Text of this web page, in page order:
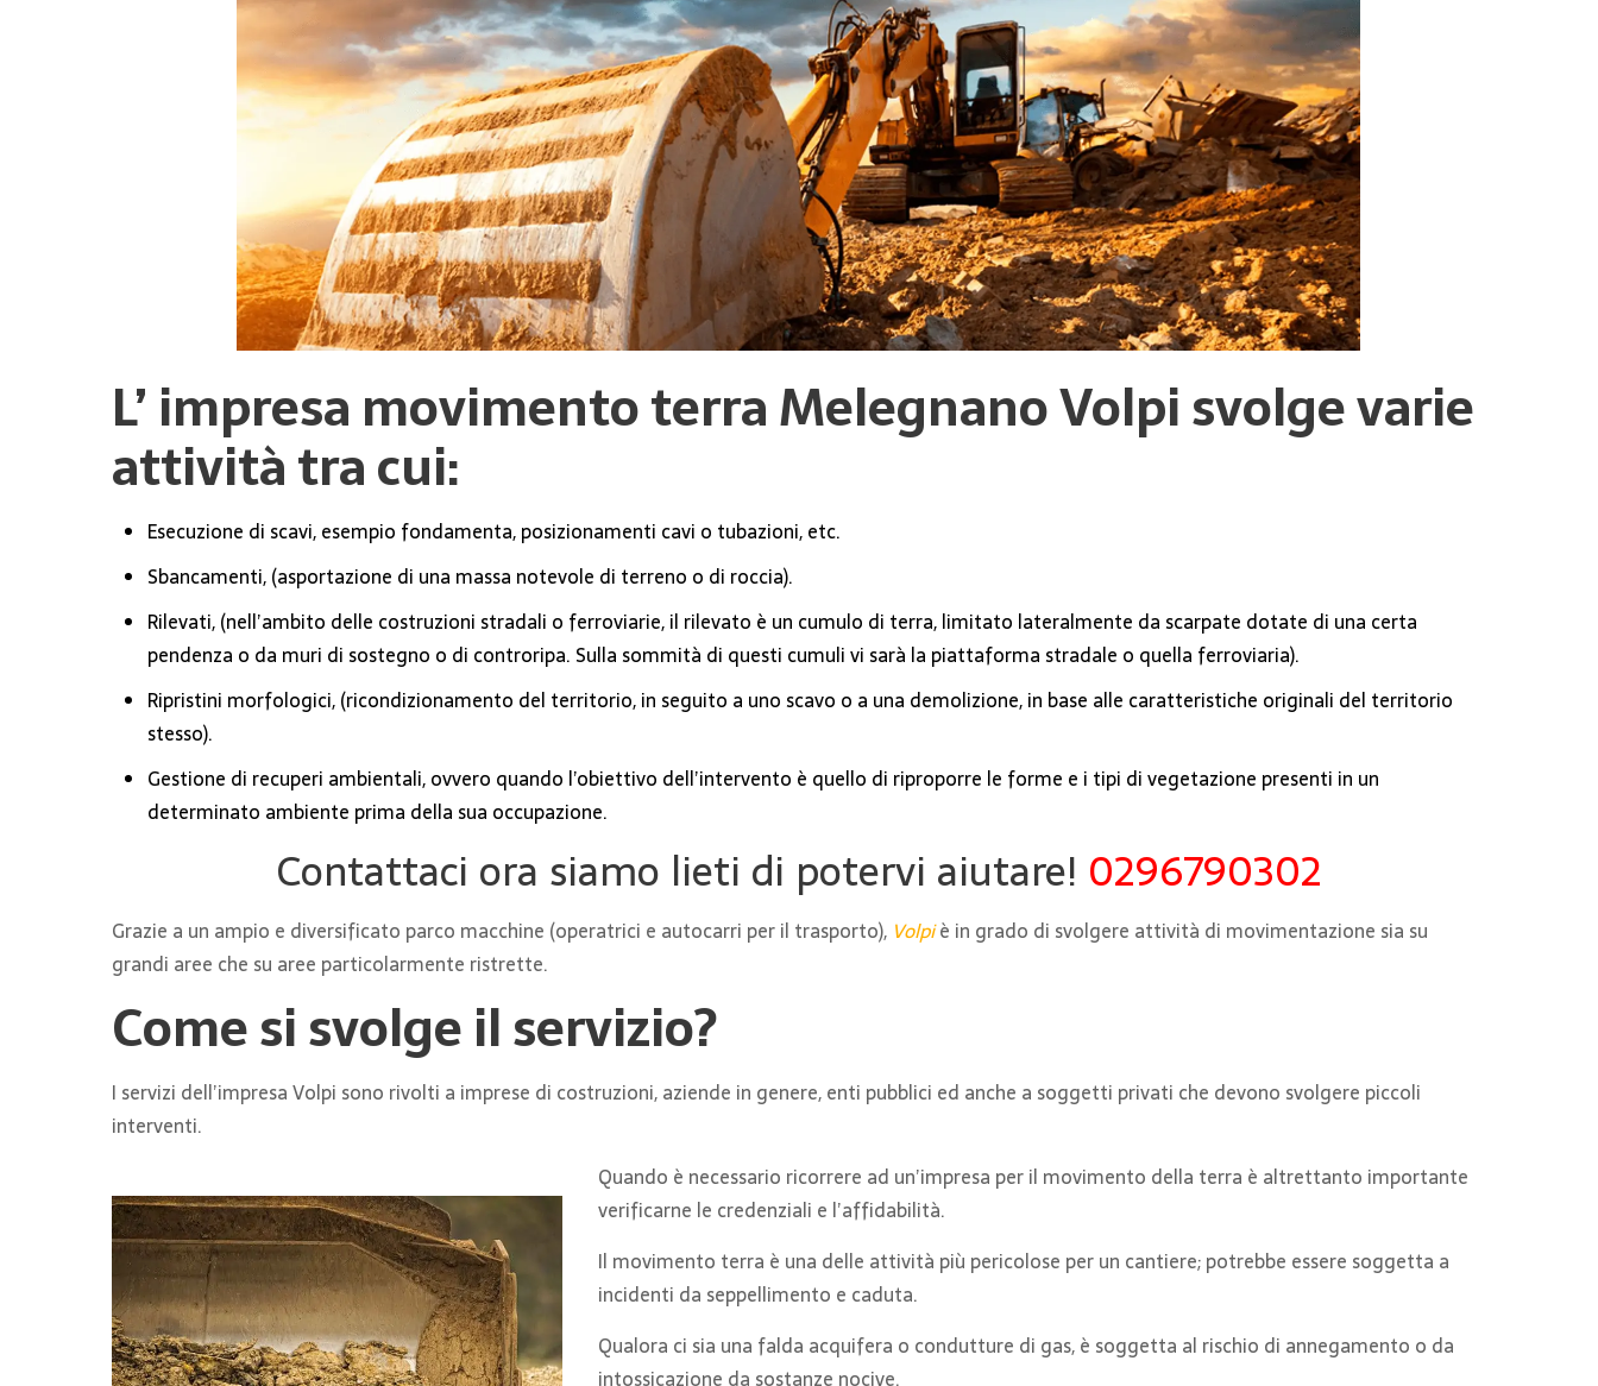
L’ impresa movimento terra MelegnanoVolpi svolge varie
attività tra cui:
Esecuzione di scavi, esempio fondamenta, posizionamenti cavi o tubazioni, etc.
Sbancamenti, (asportazione di una massa notevole di terreno o di roccia).
Rilevati, (nell’ambito delle costruzioni stradali o ferroviarie, il rilevato è un cumulo di terra, limitato lateralmente da scarpate dotate di una certa
pendenza o da muri di sostegno o di controripa. Sulla sommità di questi cumuli vi sarà la piattaforma stradale o quella ferroviaria).
Ripristini morfologici, (ricondizionamento del territorio, in seguito a uno scavo o a una demolizione, in base alle caratteristiche originali del territorio
stesso).
Gestione di recuperi ambientali, ovvero quando l’obiettivo dell’intervento è quello di riproporre le forme e i tipi di vegetazione presenti in un
determinato ambiente prima della sua occupazione.
Contattaci ora siamo lieti di potervi aiutare! 0296790302
Grazie a un ampio e diversificato parco macchine (operatrici e autocarri per il trasporto), Volpiè in grado di svolgere attività di movimentazione sia su
grandi aree che su aree particolarmente ristrette.
Come si svolge il servizio?
I servizi dell’impresa Volpi sono rivolti a imprese di costruzioni, aziende in genere, enti pubblici ed anche a soggetti privati che devono svolgere piccoli
interventi.
Quando è necessario ricorrere ad un’impresa per il movimento della terra è altrettanto importante
verificarne le credenziali e l’affidabilità.
Il movimento terra è una delle attività più pericolose per un cantiere; potrebbe essere soggetta a
incidenti da seppellimento e caduta.
Qualora ci sia una falda acquifera o condutture di gas, è soggetta al rischio di annegamento o da
intossicazione da sostanze nocive.